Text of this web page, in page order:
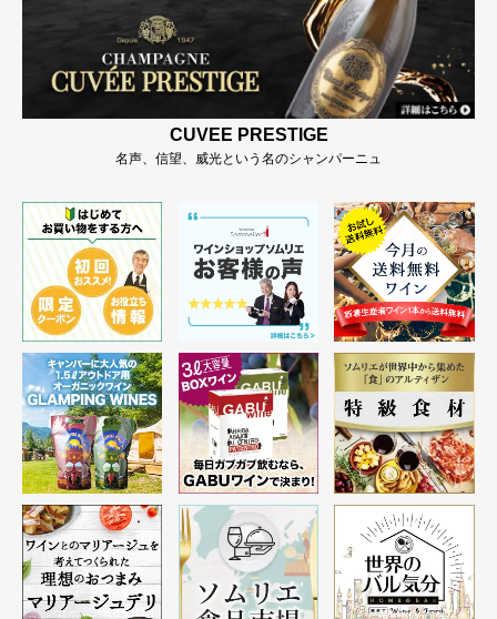
CUVEE PRESTIGE
名声、信望、威光という名のシャンパーニュ